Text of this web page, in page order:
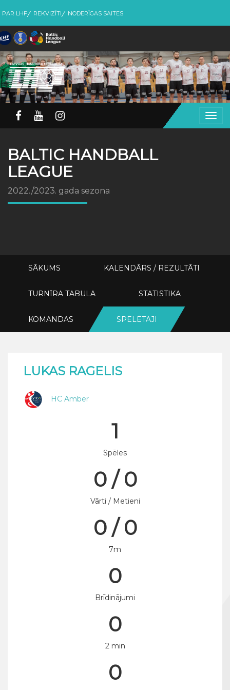
PAR LHF REKVIZĪTI NODERĪGAS SAITES
BALTIC HANDBALL
LEAGUE
2022./2023. gada sezona
SĀKUMS KALENDĀRS / REZULTĀTI
TURNĪRA TABULA STATISTIKA
KOMANDAS SPĒLĒTĀJI
LUKAS RAGELIS
HC Amber
1
Spēles
0 / 0
Vārti / Metieni
0 / 0
7m
0
Brīdinājumi
0
2 min
0